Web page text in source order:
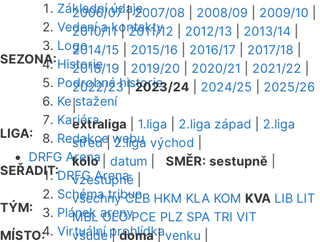
Základní údaje
Vedení a kontakty
Logo
Historie
Podrobná historie
Ke stažení
Kariéra
Redakce webu
DRFG Arena
DRFG Arena
Schéma tribun
Plánek areny
Virtuální prohlídka
SEZONA:
2006/07|2007/08 2008/09 2009/10
2010/11|2011/12 2012/13 2013/14
2014/15
2015/16 2016/17 2017/18
2018/19
2019/20 2020/21 2021/22
2022/23|2023/24 2024/25
2025/26
|
LIGA:
extraliga 1.liga 2.liga západ
2.liga
střed|2.liga východ
SEŘADIT:
kolo| datum SMĚR: sestupně
vzestupně
TÝM:
všechny CEB HKM KLA KOM KVA LIB LIT
MBL OLO PCE PLZ SPA TRI VIT
MÍSTO:
všude|doma|venku